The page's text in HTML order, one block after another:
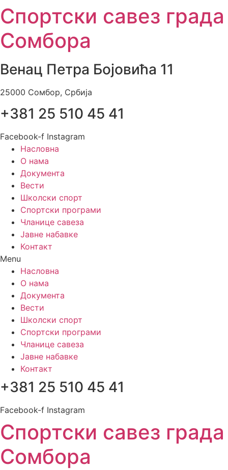
Skip
to
content
Спортски савез града
Сомбора
Венац Петра Бојовића 11
25000 Сомбор, Србија
+381 25 510 45 41
Facebook-f Instagram
Насловна
О нама
Документа
Вести
Школски спорт
Спортски програми
Чланице савеза
Јавне набавке
Контакт
Menu
Насловна
О нама
Документа
Вести
Школски спорт
Спортски програми
Чланице савеза
Јавне набавке
Контакт
+381 25 510 45 41
Facebook-f Instagram
Спортски савез града
Сомбора​